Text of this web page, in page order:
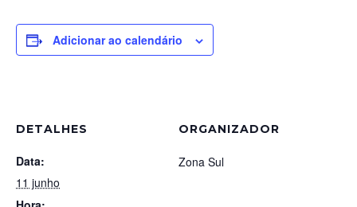
Adicionar ao calendário
DETALHES
Data:
11 junho
ORGANIZADOR
Zona Sul